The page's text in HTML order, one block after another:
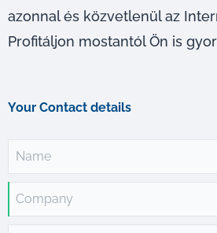
azonnal és közvetlenül az
Profitáljon mostantól Ön is
Your Contact details
Name
Company